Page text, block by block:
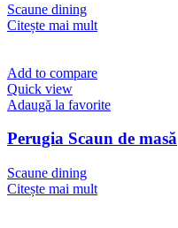
Scaune dining
Citește mai mult
Add to compare
Quick view
Adaugă la favorite
Perugia Scaun de masă
Scaune dining
Citește mai mult